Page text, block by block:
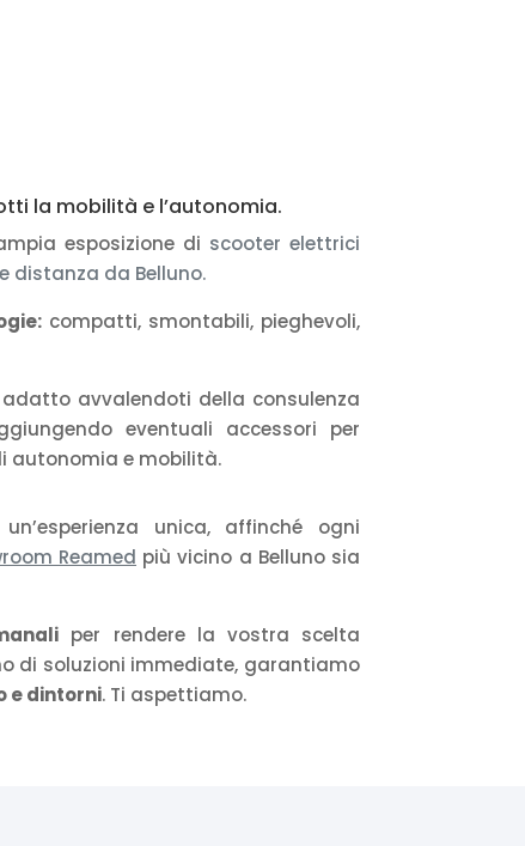
la mobilità e l’autonomia.
esposizione di scooter elettrici
distanza da Belluno.
compatti, smontabili, pieghevoli,
avvalendoti della consulenza
eventuali accessori per
autonomia e mobilità.
unica, affinché ogni
Reamed più vicino a Belluno sia
per rendere la vostra scelta
di soluzioni immediate, garantiamo
e dintorni. Ti aspettiamo.